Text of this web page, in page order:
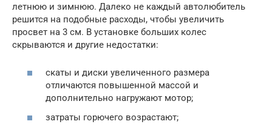
летнюю и зимнюю. Далеко не каждый автолюбитель
решится на подобные расходы, чтобы увеличить
просвет на 3 см. В установке больших колес
скрываются и другие недостатки:
скаты и диски увеличенного размера
отличаются повышенной массой и
дополнительно нагружают мотор;
затраты горючего возрастают;